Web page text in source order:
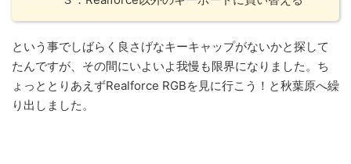
という事でしばらく良さげなキーキャップがないかと探して
たんですが、その間にいよいよ我慢も限界になりました。ち
ょっととりあえずRealforce RGBを見に行こう！と秋葉原へ繰
り出しました。